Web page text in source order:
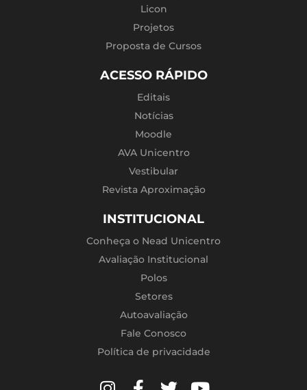
Licon
Projetos
Proposta de Cursos
ACESSO RÁPIDO
Editais
Notícias
Moodle
AVA Unicentro
Vestibular
Revista Aproximação
INSTITUCIONAL
Conheça o Nead Unicentro
Avaliação Institucional
Polos
Setores
Autoavaliação
Fale Conosco
Política de privacidade